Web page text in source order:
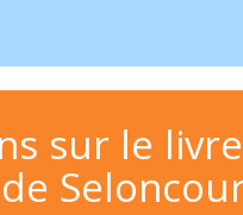
sur le